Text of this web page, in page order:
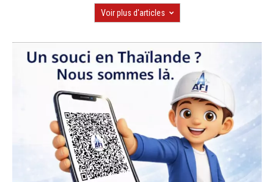
Voir plus d'articles